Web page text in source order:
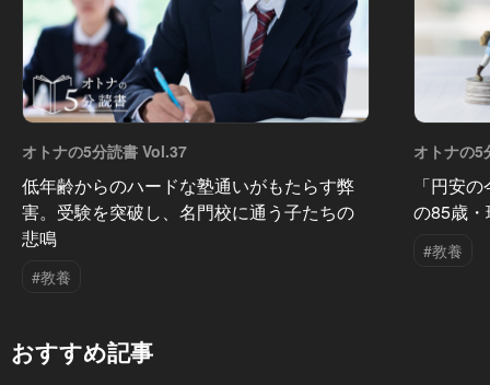
オトナの5分読書 Vol.37
低年齢からのハードな塾通いがもたらす弊
害。受験を突破し、名門校に通う子たちの
悲鳴
#教養
オトナの5
「円安
の85歳
#教養
おすすめ記事